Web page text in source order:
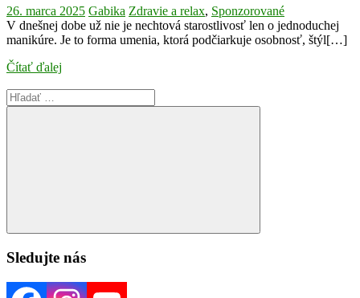
26. marca 2025 Gabika Zdravie a relax, Sponzorované
V dnešnej dobe už nie je nechtová starostlivosť len o jednoduchej
manikúre. Je to forma umenia, ktorá podčiarkuje osobnosť, štýl[…]
Čítať ďalej
Search
for:
Search
Sledujte nás